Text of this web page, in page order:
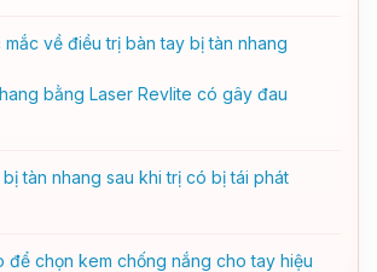
mắc về điều trị bàn tay bị tàn nhang
bằng Laser Revlite có gây đau
bị tàn nhang sau khi trị có bị tái phát
để chọn kem chống nắng cho tay hiệu